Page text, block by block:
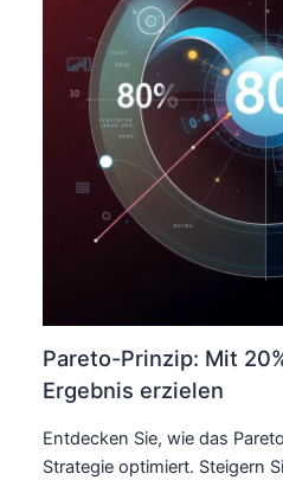
Pareto-Prinzip: Mit
Ergebnis erzielen
Entdecken Sie, wie das
Strategie optimiert. Steigern